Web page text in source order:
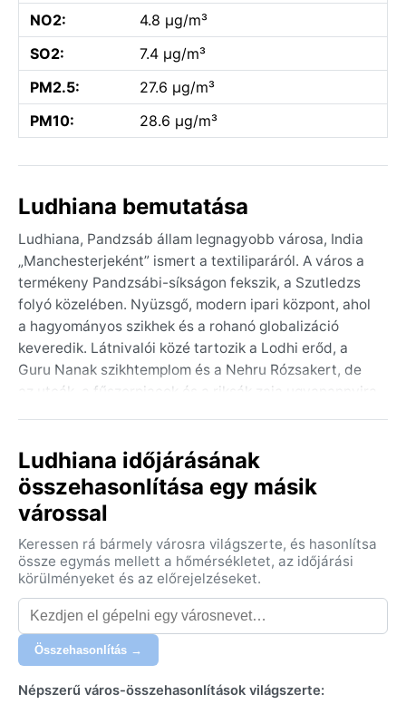
NO2:
4.8 µg/m³
SO2:
7.4 µg/m³
PM2.5:
27.6 µg/m³
PM10:
28.6 µg/m³
Ludhiana bemutatása
Ludhiana, Pandzsáb állam legnagyobb városa, India
„Manchesterjeként” ismert a textiliparáról. A város a
termékeny Pandzsábi-síkságon fekszik, a Szutledzs
folyó közelében. Nyüzsgő, modern ipari központ, ahol
a hagyományos szikhek és a rohanó globalizáció
keveredik. Látnivalói közé tartozik a Lodhi erőd, a
Guru Nanak szikhtemplom és a Nehru Rózsakert, de
az utcák, a fűszerpiacok és a riksák zaja ugyanannyira
azaz nedves szubtrópusi, száraz téllel. A nyarak
(áprilistól júniusig) rendkívül forróak, a hőmérséklet
gyakran 40–45 °C fölé kúszik, magas
bőséges esőt hoz, izzasztó, párás idővel. A tél
(decembertől februárig) mérsékelt és száraz: nappal
15–20 °C, éjszaka 5 °C alá is hűlhet. Mit pakoljon az
utazó? Nyárra könnyű pamutruházatot, a monszunra
esőkabátot és vízálló cipőt, télre pedig réteges
öltözködést, mert a reggelek hűvösek.
A legjobb utazási idő októbertől márciusig tart:
Ludhiana időjárásának
összehasonlítása egy másik
várossal
Keressen rá bármely városra világszerte, és hasonlítsa
össze egymás mellett a hőmérsékletet, az időjárási
körülményeket és az előrejelzéseket.
Összehasonlítás →
Népszerű város-összehasonlítások világszerte: